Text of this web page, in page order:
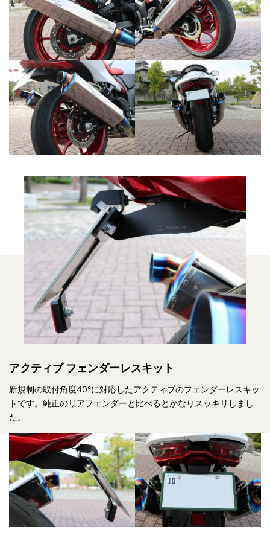
アクティブ フェンダーレスキット
新規制の取付角度40°に対応したアクティブのフェンダーレスキッ
トです。純正のリアフェンダーと比べるとかなりスッキリしまし
た。